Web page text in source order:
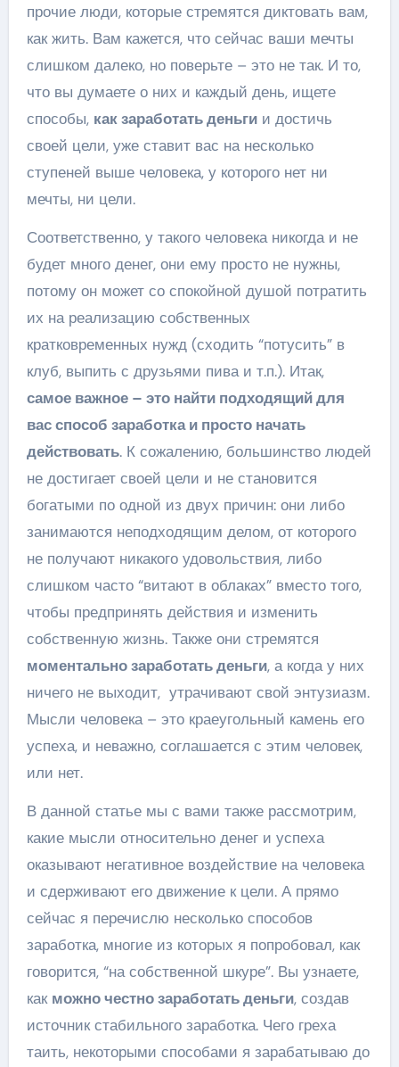
прочие люди, которые стремятся диктовать вам,
как жить. Вам кажется, что сейчас ваши мечты
слишком далеко, но поверьте – это не так. И то,
что вы думаете о них и каждый день, ищете
способы, как заработать деньгии достичь
своей цели, уже ставит вас на несколько
ступеней выше человека, у которого нет ни
мечты, ни цели.
Соответственно, у такого человека никогда и не
будет много денег, они ему просто не нужны,
потому он может со спокойной душой потратить
их на реализацию собственных
кратковременных нужд (сходить “потусить” в
клуб, выпить с друзьями пива и т.п.). Итак,
самое важное – это найти подходящий для
вас способ заработка и просто начать
действовать. К сожалению, большинство людей
не достигает своей цели и не становится
богатыми по одной из двух причин: они либо
занимаются неподходящим делом, от которого
не получают никакого удовольствия, либо
слишком часто “витают в облаках” вместо того,
чтобы предпринять действия и изменить
собственную жизнь. Также они стремятся
моментально заработать деньги, а когда у них
ничего не выходит, утрачивают свой энтузиазм.
Мысли человека – это краеугольный камень его
успеха, и неважно, соглашается с этим человек,
или нет.
В данной статье мы с вами также рассмотрим,
какие мысли относительно денег и успеха
оказывают негативное воздействие на человека
и сдерживают его движение к цели. А прямо
сейчас я перечислю несколько способов
заработка, многие из которых я попробовал, как
говорится, “на собственной шкуре”. Вы узнаете,
как можно честно заработать деньги, создав
источник стабильного заработка. Чего греха
таить, некоторыми способами я зарабатываю до